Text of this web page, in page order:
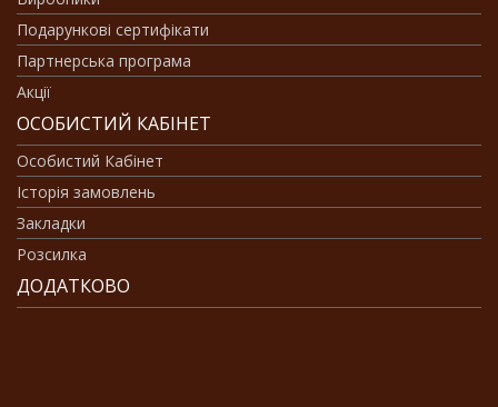
Подарункові сертифікати
Партнерська програма
Акції
ОСОБИСТИЙ КАБІНЕТ
Особистий Кабінет
Історія замовлень
Закладки
Розсилка
ДОДАТКОВО